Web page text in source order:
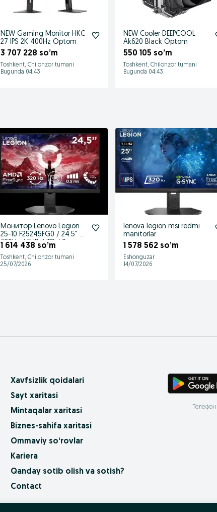
NEW Gaming Monitor HKC
27 IPS 2K 400Hz Optom
3 707 228 so’m
Toshkent, Chilonzor tumani
Bugunda 04:43
NEW Cooler DEEPCOOL
Ak620 Black Optom
550 105 so’m
Toshkent, Chilonzor tumani
Bugunda 04:43
Монитор Lenovo Legion
25-10 F25245FG0 / 24.5" /
320Hz / FHD / IPS / 0.
1 614 438 so’m
Toshkent, Chilonzor tumani
25/07/2026
lenova legion msi redmi
manitorlar
1 578 562 so’m
Eshonguzar
14/07/2026
Xavfsizlik qoidalari
Sayt xaritasi
Mintaqalar xaritasi
Biznes-sahifa xaritasi
Ommaviy so‘rovlar
Kariera
Qanday sotib olish va sotish?
Contact